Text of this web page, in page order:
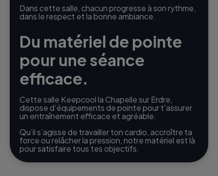
Dans cette salle, chacun progresse à son rythme,
dans le respect et la bonne ambiance.
Du matériel de pointe
pour une séance
efficace.
Cette salle Keepcool la Chapelle sur Erdre,
dispose d’équipements de pointe pour t'assurer
un entraînement efficace et agréable.
Qu’il s’agisse de travailler ton cardio, accroître ta
force ou relâcher la pression, notre matériel est là
pour satisfaire tous tes objectifs.